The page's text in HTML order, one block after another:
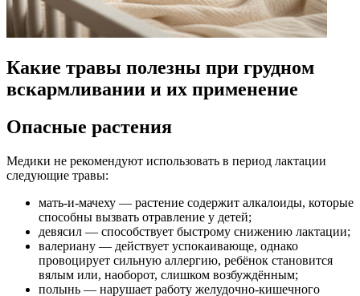
Какие травы полезны при грудном
вскармливании и их применение
Опасные растения
Медики не рекомендуют использовать в период лактации
следующие травы:
мать-и-мачеху — растение содержит алкалоиды, которые
способны вызвать отравление у детей;
девясил — способствует быстрому снижению лактации;
валериану — действует успокаивающе, однако
провоцирует сильную аллергию, ребёнок становится
вялым или, наоборот, слишком возбуждённым;
полынь — нарушает работу желудочно-кишечного